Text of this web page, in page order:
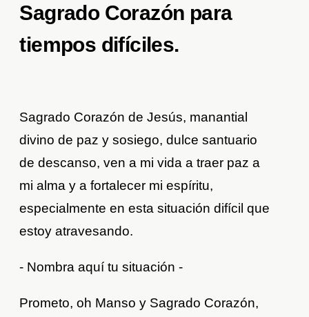
Sagrado Corazón para
tiempos difíciles.
Sagrado Corazón de Jesús, manantial
divino de paz y sosiego, dulce santuario
de descanso, ven a mi vida a traer paz a
mi alma y a fortalecer mi espíritu,
especialmente en esta situación difícil que
estoy atravesando.
- Nombra aquí tu situación -
Prometo, oh Manso y Sagrado Corazón,